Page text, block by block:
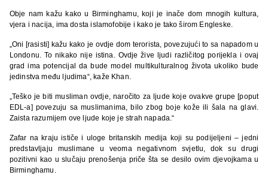
Obje nam kažu kako u Birminghamu, koji je inače dom mnogih kultura,
vjera i nacija, ima dosta islamofobije i kako je tako širom Engleske.
„Oni [rasisti] kažu kako je ovdje dom terorista, povezujući to sa napadom u
Londonu. To nikako nije istina. Ovdje žive ljudi različitog porijekla i ovaj
grad ima potencijal da bude model multikulturalnog života ukoliko bude
jedinstva među ljudima“, kaže Khan.
„Teško je biti musliman ovdje, naročito za ljude koje ovakve grupe [poput
EDL-a] povezuju sa muslimanima, bilo zbog boje kože ili šala na glavi.
Zaista razumijem ove ljude koje je strah napada.“
Zafar na kraju ističe i uloge britanskih medija koji su podijeljeni – jedni
predstavljaju muslimane u veoma negativnom svjetlu, dok su drugi
pozitivni kao u slučaju prenošenja priče šta se desilo ovim djevojkama u
Birminghamu.